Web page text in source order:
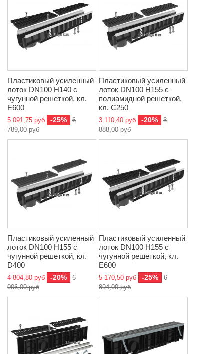
Пластиковый усиленный
лоток DN100 H140 с
чугунной решеткой, кл.
E600
5 091,75 руб -25%
6
789,00 руб
Пластиковый усиленный
лоток DN100 H155 с
полиамидной решеткой,
кл. C250
3 110,40 руб -20%
3
888,00 руб
Пластиковый усиленный
лоток DN100 H155 с
чугунной решеткой, кл.
D400
4 804,80 руб -20%
6
006,00 руб
Пластиковый усиленный
лоток DN100 H155 с
чугунной решеткой, кл.
E600
5 170,50 руб -25%
6
894,00 руб